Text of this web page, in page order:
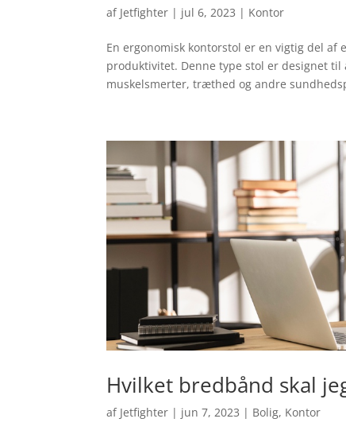
af Jetfighter | jul 6, 2023 | Kontor
En ergonomisk kontorstol er en vigtig del
produktivitet. Denne type stol er designet
muskelsmerter, træthed og andre
Hvilket bredbånd skal
af Jetfighter | jun 7, 2023 | Bolig, Kontor